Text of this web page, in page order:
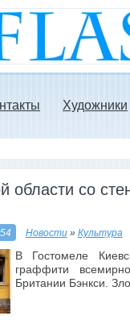
Художники
области со
Новости» Культура
В Гостомеле
граффити
Британии Бэнкси.